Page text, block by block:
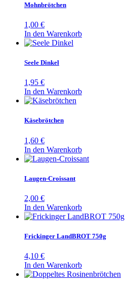
Mohnbrötchen
1,00 €
In den Warenkorb
Seele Dinkel
1,95 €
In den Warenkorb
Käsebrötchen
1,60 €
In den Warenkorb
Laugen-Croissant
2,00 €
In den Warenkorb
Frickinger LandBROT 750g
4,10 €
In den Warenkorb